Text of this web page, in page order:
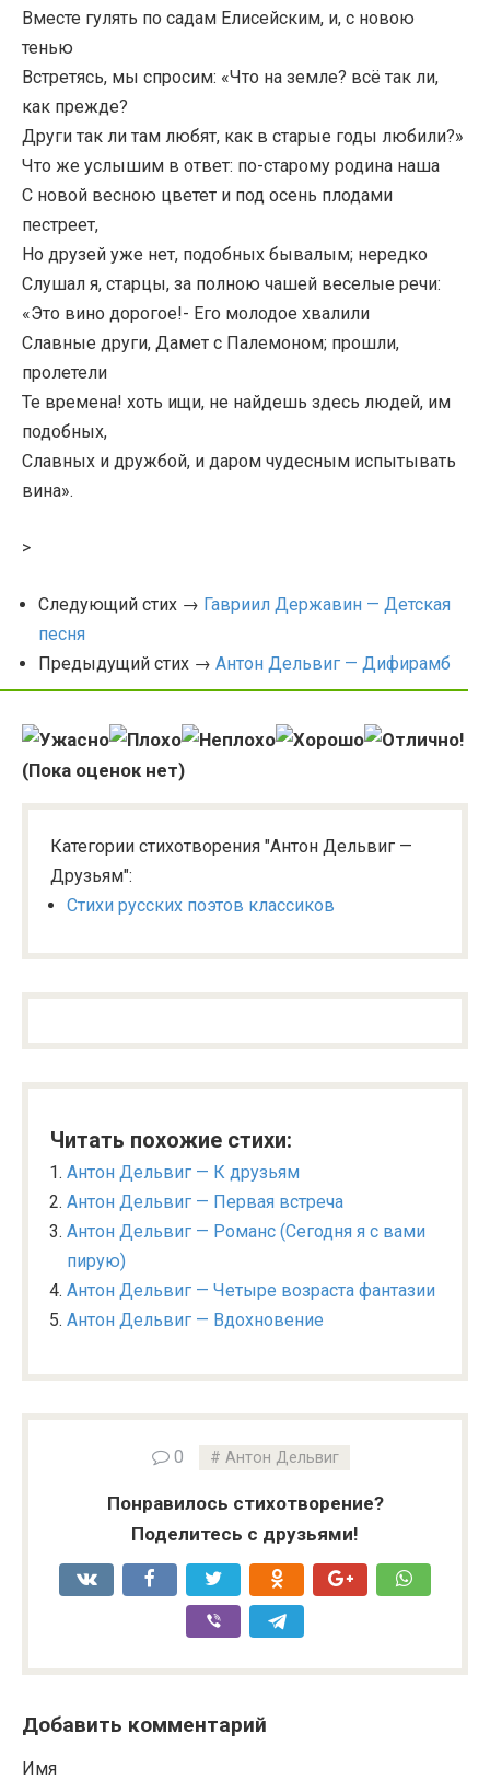
Вместе гулять по садам Елисейским, и, с новою
тенью
Встретясь, мы спросим: «Что на земле? всё так ли,
как прежде?
Други так ли там любят, как в старые годы любили?»
Что же услышим в ответ: по-старому родина наша
С новой весною цветет и под осень плодами
пестреет,
Но друзей уже нет, подобных бывалым; нередко
Слушал я, старцы, за полною чашей веселые речи:
«Это вино дорогое!- Его молодое хвалили
Славные други, Дамет с Палемоном; прошли,
пролетели
Те времена! хоть ищи, не найдешь здесь людей, им
подобных,
Славных и дружбой, и даром чудесным испытывать
вина».
>
Следующий стих → Гавриил Державин — Детская
песня
Предыдущий стих → Антон Дельвиг — Дифирамб
(Пока оценок нет)
Категории стихотворения "Антон Дельвиг —
Друзьям":
Стихи русских поэтов классиков
Читать похожие стихи:
Антон Дельвиг — К друзьям
Антон Дельвиг — Первая встреча
Антон Дельвиг — Романс (Сегодня я с вами
пирую)
Антон Дельвиг — Четыре возраста фантазии
Антон Дельвиг — Вдохновение
0 Антон Дельвиг
Понравилось стихотворение?
Поделитесь с друзьями!
Добавить комментарий
Имя